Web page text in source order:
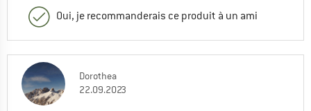
Oui, je recommanderais ce produit à un ami
Dorothea
22.09.2023